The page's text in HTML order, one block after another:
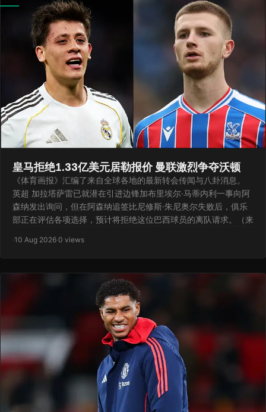
皇马拒绝1.33亿美元居勒报价 曼联激烈争夺沃顿
《体育画报》汇编了来自全球各地的最新转会传闻与八卦消息。
英超 加拉塔萨雷已就潜在引进边锋加布里埃尔·马蒂内利一事向阿
森纳发出询问，但在阿森纳追签比尼修斯·朱尼奥尔失败后，俱乐
部正在评估各项选择，预计将拒绝这位巴西球员的离队请求。（来
·10 Aug 2026·0 views